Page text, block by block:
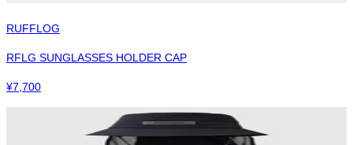
RUFFLOG
RFLG SUNGLASSES HOLDER CAP
¥7,700